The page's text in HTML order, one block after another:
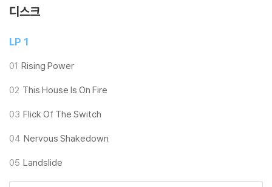
4) 디지털 다운로드 코드는 본사에서 공지 없이 증정 종료될 수 있습니다.
※ 재생 불량
모델) 다이내믹 사운드의 편차가 큰 트랙을 재생할 때 이상 현상이 발생할
기기 문제로 인해 발생하는 재생 불량 현상에 대해서는 반품/교환이 불가
하니 침압 조절이 가능한 기기에서 재생하실 것을 권유 드립니다.
다. 전용 제품으로 이를 제거하면 대부분 해결됩니다.
※ 디스크 외관 불량
디스크
LP 1
01 Rising Power
02 This House Is On Fire
03 Flick Of The Switch
04 Nervous Shakedown
05 Landslide